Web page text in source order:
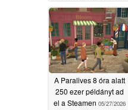
A Paralives 8 óra alatt
250 ezer példányt ad
el a Steamen 05/27/2026